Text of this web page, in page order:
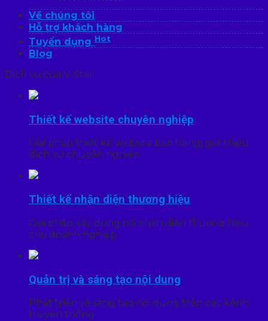
Về chúng tôi
Hỗ trợ khách hàng
Tuyển dụng Hot
Blog
Dịch vụ của V-Star
Thiết kế website chuyên nghiệp
Giải pháp thiết kế website bán hàng, giới thiệu
dịch vụ chuyên nghiệp
Thiết kế nhận diện thương hiệu
Giải pháp xây dựng bộ nhận diện thương hiệu
cho doanh nghiệp
Quản trị và sáng tạo nội dung
Phát triển và sáng tạo nội dung trên các kênh
truyền thông